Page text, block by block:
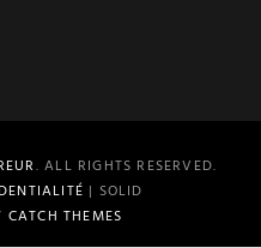
. ALL RIGHTS RESERVED.
| SOLID
CATCH THEMES